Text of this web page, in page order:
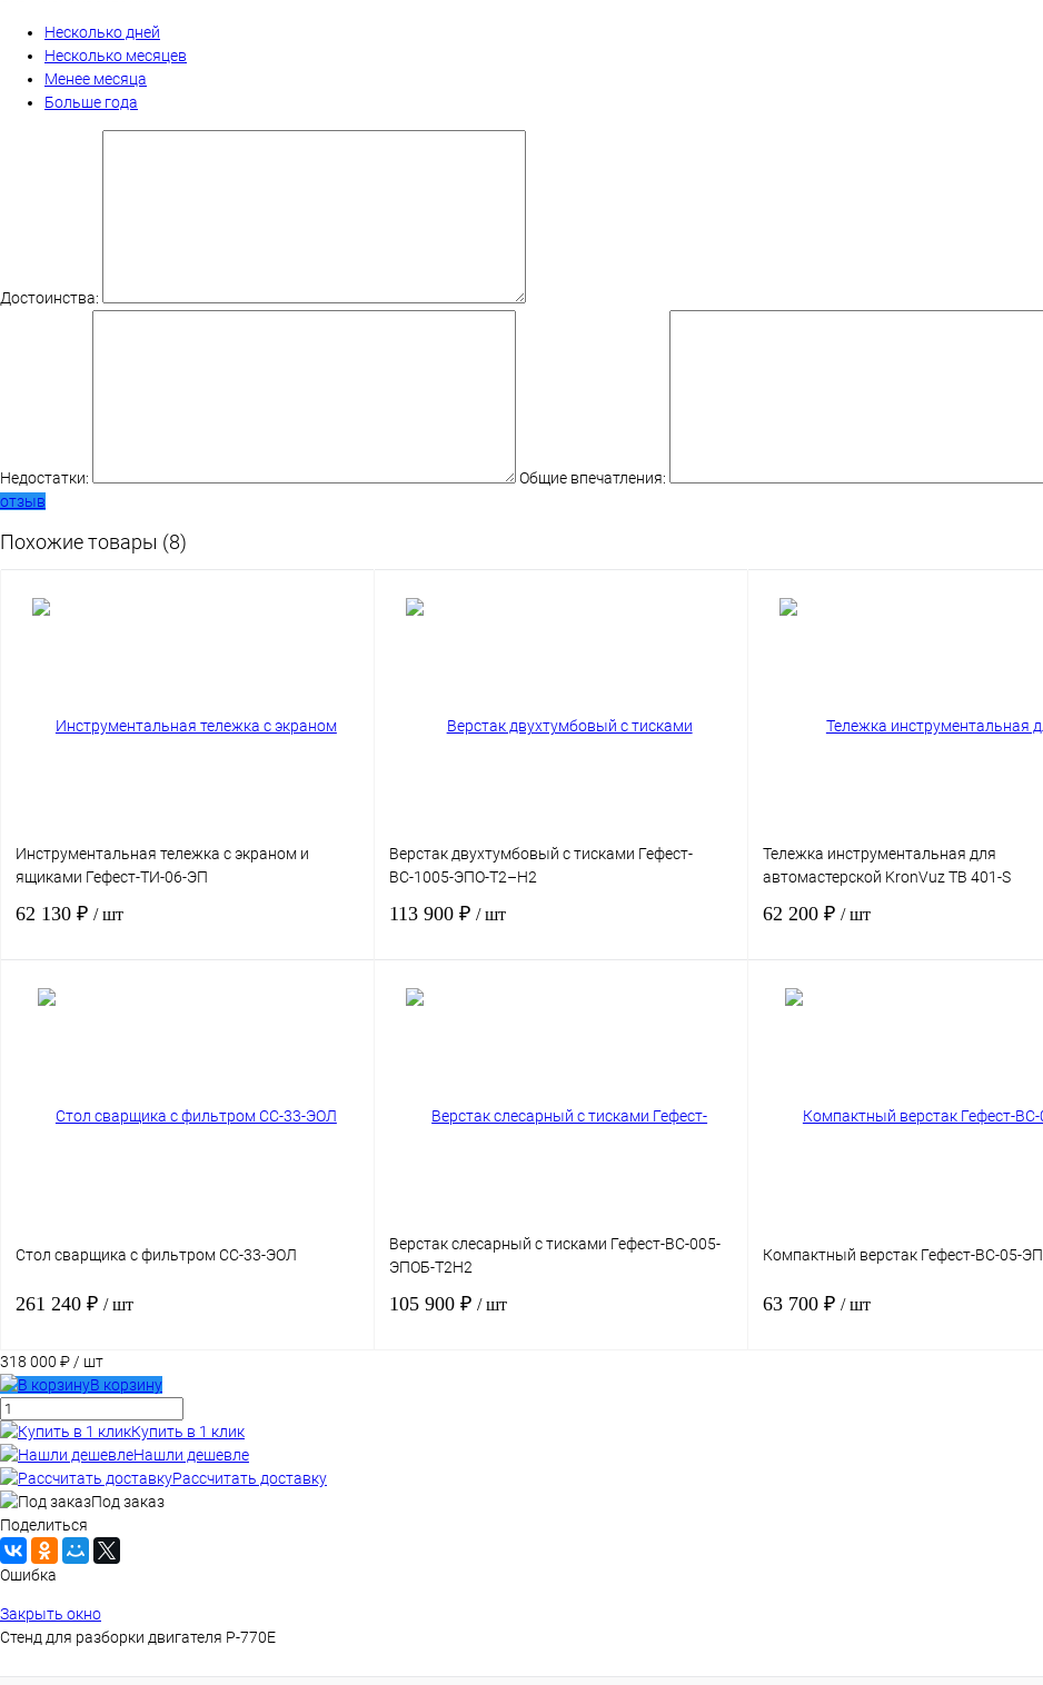
Несколько дней
Несколько месяцев
Менее месяца
Больше года
Достоинства:
Недостатки: Общие впечатления:
отзыв
Похожие товары (8)
Инструментальная тележка с экраном и
ящиками Гефест-ТИ-06-ЭП
62 130 ₽ / шт
Верстак двухтумбовый с тисками Гефест-
ВС-1005-ЭПО-Т2–Н2
113 900 ₽ / шт
Тележка инструментальная для
автомастерской KronVuz TB 401-S
62 200 ₽ / шт
Стол сварщика с фильтром СС-33-ЭОЛ
261 240 ₽ / шт
Купить в 1 клик Сравнение
В избранное Под заказ
Верстак слесарный с тисками Гефест-ВС-005-
ЭПОБ-Т2Н2
105 900 ₽ / шт
Компактный верстак Гефест-ВС-05-ЭП
63 700 ₽ / шт
318 000 ₽ / шт
В корзину
Купить в 1 клик
Нашли дешевле
Рассчитать доставку
Под заказ
Поделиться
Ошибка
Закрыть окно
Стенд для разборки двигателя Р-770Е